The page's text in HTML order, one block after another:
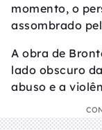
momento, o
assombrado
A obra de
lado obscuro
abuso e a